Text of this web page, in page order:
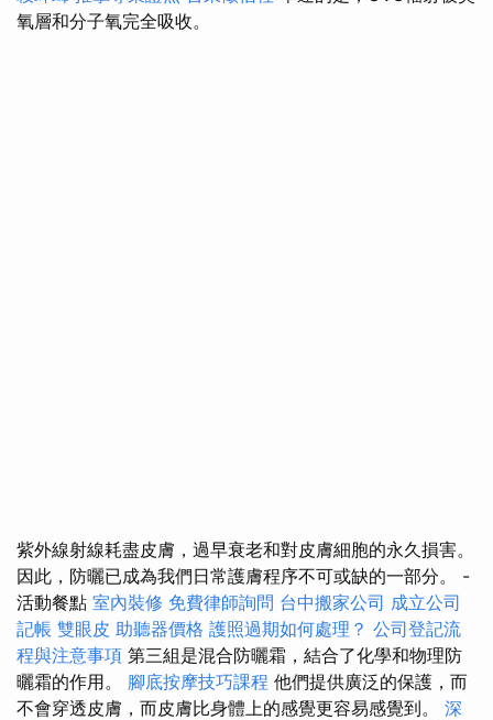
氧層和分子氧完全吸收。
紫外線射線耗盡皮膚，過早衰老和對皮膚細胞的永久損害。
因此，防曬已成為我們日常護膚程序不可或缺的一部分。 -
活動餐點 室內裝修 免費律師詢問 台中搬家公司 成立公司
記帳 雙眼皮 助聽器價格 護照過期如何處理？ 公司登記流
程與注意事項 第三組是混合防曬霜，結合了化學和物理防
曬霜的作用。 腳底按摩技巧課程 他們提供廣泛的保護，而
不會穿透皮膚，而皮膚比身體上的感覺更容易感覺到。 深